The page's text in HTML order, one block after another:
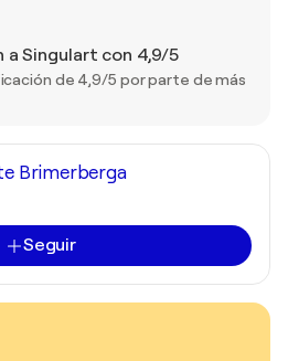
a Singulart con 4,9/5
de 4,9/5 por parte de más
Brimerberga
Seguir